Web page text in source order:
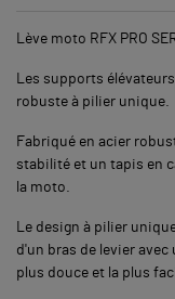
Lève moto RFX PRO
Les supports
robuste à pilier unique.
Fabriqué en acier
stabilité et un tapis en
la moto.
Le design à pilier
d'un bras de levier
plus douce et la plus